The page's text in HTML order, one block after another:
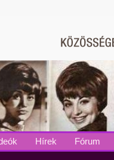
Hírek Fórum